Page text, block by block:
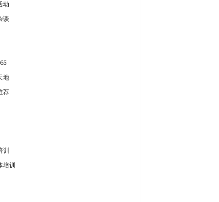
动
谈
地
荐
训
培训